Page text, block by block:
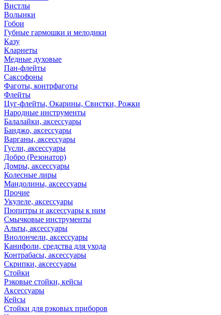
Вистлы
Волынки
Гобои
Губные гармошки и мелодики
Казу
Кларнеты
Медные духовые
Пан-флейты
Саксофоны
Фаготы, контрфаготы
Флейты
Цуг-флейты, Окарины, Свистки, Рожки
Народные инструменты
Балалайки, аксессуары
Банджо, аксессуары
Варганы, аксессуары
Гусли, аксессуары
Добро (Резонатор)
Домры, аксессуары
Колесные лиры
Мандолины, аксессуары
Прочие
Укулеле, аксессуары
Пюпитры и аксессуары к ним
Смычковые инструменты
Альты, аксессуары
Виолончели, аксессуары
Канифоли, средства для ухода
Контрабасы, аксессуары
Скрипки, аксессуары
Стойки
Рэковые стойки, кейсы
Аксессуары
Кейсы
Стойки для рэковых приборов